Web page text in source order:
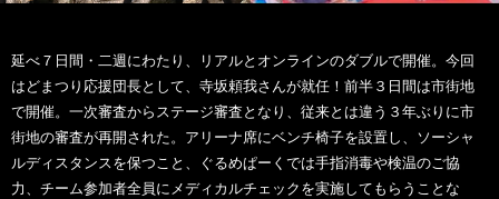
延べ７日間・二週にわたり、リアルとオンラインのダブルで開催。今回
はどまつり応援団長として、寺坂頼我さんが就任！前半３日間は市街地
で開催。一次審査からステージ審査となり、従来とは違う３年ぶりに市
街地の審査が再開された。アリーナ席にベンチ椅子を設置し、ソーシャ
ルディスタンスを保つこと、ぐるめぱーくでは手指消毒や検温のご協
力、チーム参加者全員にメディカルチェックを実施してもらうことな